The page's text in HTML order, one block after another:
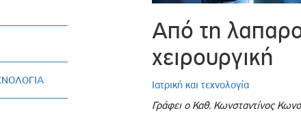
Πολιτικές Ασφάλειας Πληροφοριών
Πολιτική Ανθρώπινων Δικαιωμάτων
Επιτροπή Αποδοχών και Υποψηφιοτήτων
Κανονισμός Επιτροπής Αποδοχών - Υποψηφιοτήτων
Από τη
χειρουργική
Ιατρική και τεχνολογία
Γράφει ο Καθ. Κωνσταντίνος